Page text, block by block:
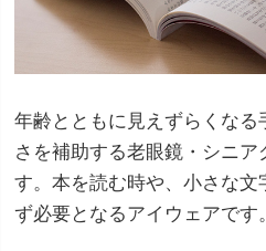
年齢とともに見えずらくなる
さを補助する老眼鏡・シニア
す。本を読む時や、小さな
ず必要となるアイウェアです。